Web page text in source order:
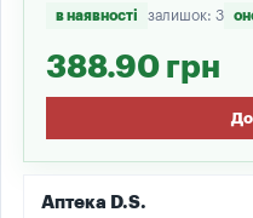
в наявності залишок: 3
388.90 грн
До
Аптека D.S.